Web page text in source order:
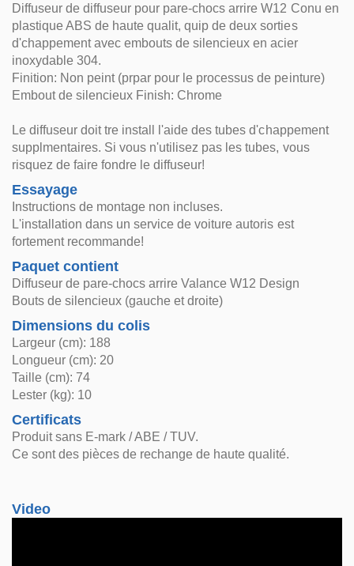
Diffuseur de diffuseur pour pare-chocs arrire W12 Conu en
plastique ABS de haute qualit, quip de deux sorties
d'chappement avec embouts de silencieux en acier
inoxydable 304.
Finition: Non peint (prpar pour le processus de peinture)
Embout de silencieux Finish: Chrome
Le diffuseur doit tre install l'aide des tubes d'chappement
supplmentaires. Si vous n'utilisez pas les tubes, vous
risquez de faire fondre le diffuseur!
Essayage
Instructions de montage non incluses.
L'installation dans un service de voiture autoris est
fortement recommande!
Paquet contient
Diffuseur de pare-chocs arrire Valance W12 Design
Bouts de silencieux (gauche et droite)
Dimensions du colis
Largeur (cm): 188
Longueur (cm): 20
Taille (cm): 74
Lester (kg): 10
Certificats
Produit sans E-mark / ABE / TUV.
Ce sont des pièces de rechange de haute qualité.
Video